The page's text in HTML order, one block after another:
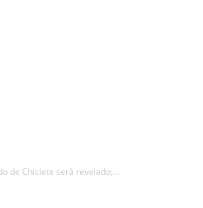
de Chiclete será revelado;...